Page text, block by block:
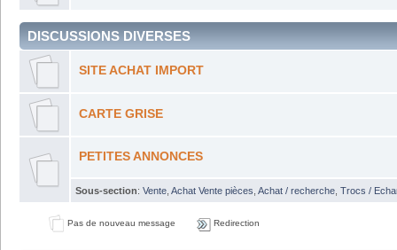
DISCUSSIONS DIVERSES
SITE ACHAT IMPORT
CARTE GRISE
PETITES ANNONCES
Sous-section: Vente Achat Vente pièces Achat / recherche Trocs /
Pas de nouveau message Redirection